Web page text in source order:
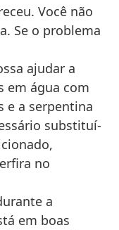
Você não
Se o problema
ajudar a
em água com
e a serpentina
substituí-
no
a
em boas